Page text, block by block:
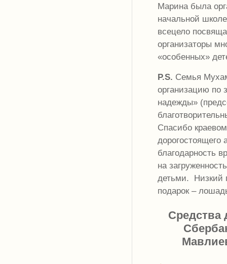
Марина была
начальной
всецело
организаторы
«особенных»
P.S. Семья
организацию по
надежды»
Спасибо
дорогостоящего
благодарность
на
детьми. Низкий
подарок –
Средства